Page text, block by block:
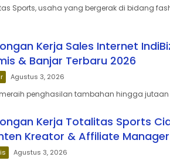
Sports, usaha yang bergerak di bidang
Kerja Sales Internet
& Banjar Terbaru 2026
Agustus 3, 2026
penghasilan tambahan hingga jutaan
Kerja Totalitas Sports
Kreator & Affiliate
Agustus 3, 2026